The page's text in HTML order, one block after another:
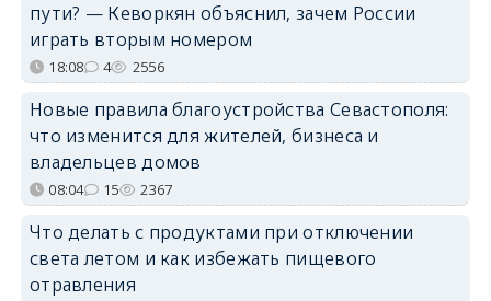
пути? — Кеворкян объяснил, зачем России
играть вторым номером
18:08 4 2556
Новые правила благоустройства Севастополя:
что изменится для жителей, бизнеса и
владельцев домов
08:04 15 2367
Что делать с продуктами при отключении
света летом и как избежать пищевого
отравления